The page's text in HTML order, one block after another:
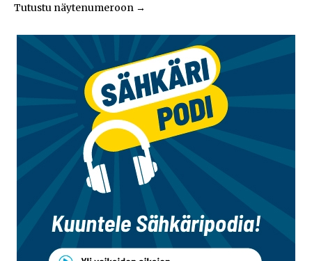
Tutustu näytenumeroon →